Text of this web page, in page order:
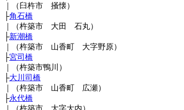
｜（臼杵市 掻懐）
├角石橋
｜（杵築市 大田 石丸）
├新潮橋
｜（杵築市 山香町 大字野原）
├宮司橋
｜（杵築市鴨川）
├大川司橋
｜（杵築市 山香町 広瀬）
├永代橋
｜（杵築市 大字大内）